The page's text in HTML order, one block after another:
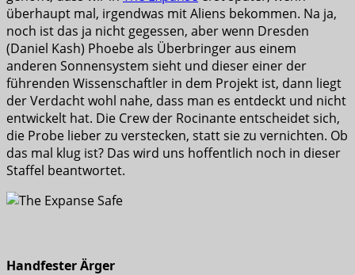
überhaupt mal, irgendwas mit Aliens bekommen. Na ja,
noch ist das ja nicht gegessen, aber wenn Dresden
(Daniel Kash) Phoebe als Überbringer aus einem
anderen Sonnensystem sieht und dieser einer der
führenden Wissenschaftler in dem Projekt ist, dann liegt
der Verdacht wohl nahe, dass man es entdeckt und nicht
entwickelt hat. Die Crew der Rocinante entscheidet sich,
die Probe lieber zu verstecken, statt sie zu vernichten. Ob
das mal klug ist? Das wird uns hoffentlich noch in dieser
Staffel beantwortet.
Handfester Ärger